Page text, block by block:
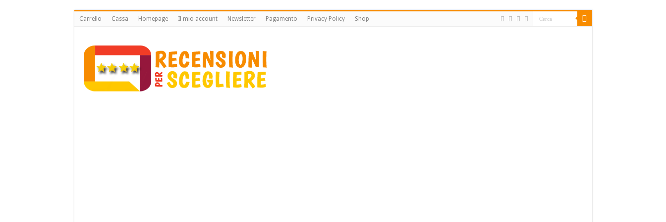
Carrello Cassa Homepage Il mio account Newsletter Pagamento Privacy Policy Shop